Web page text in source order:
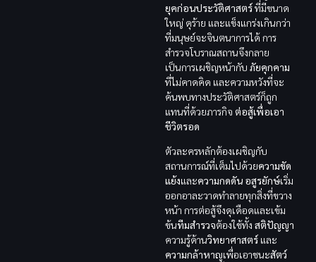
ยุคก่อนประวัติศาสตร์ที่มีขนาด
ใหญ่ ดุร้าย และแข็งแกร่งเกินกว่า
ที่มนุษย์จะจินตนาการได้ การ
สำรวจโบราณสถานจึงกลาย
เป็นการเผชิญหน้ากับ ภัยคุกคาม
ที่ไม่คาดคิด และความหวังที่จะ
ค้นพบทางประวัติศาสตร์ก็ถูก
แทนที่ด้วยภารกิจ ต่อสู้เพื่อเอา
ชีวิตรอด
ตัวละครหลักต้องเผชิญกับ
สถานการณ์ที่เต็มไปด้วยความขัด
แย้งและความกดดัน อสูรยักษ์เริ่ม
ออกอาละวาดทำลายทุกสิ่งที่ขวาง
หน้า การต่อสู้จึงดุเดือดและเข้ม
ข้นทีมสำรวจต้องใช้ทั้ง สติปัญญา
ความรู้ด้านวิทยาศาสตร์ และ
ความกล้าหาญเพื่อเอาชนะสัตว์